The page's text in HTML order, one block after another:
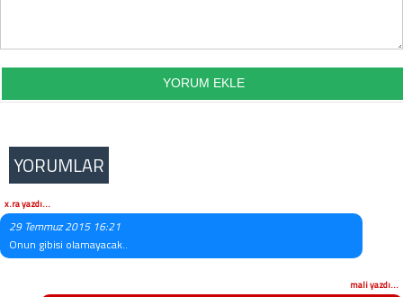
YORUMLAR
x.ra yazdı...
29 Temmuz 2015 16:21
Onun gibisi olamayacak..
mali yazdı...